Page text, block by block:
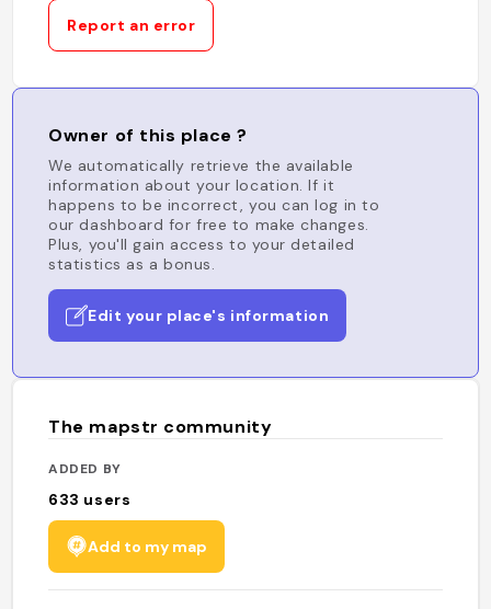
Report an error
Owner of this place ?
We automatically retrieve the available
information about your location. If it
happens to be incorrect, you can log in to
our dashboard for free to make changes.
Plus, you'll gain access to your detailed
statistics as a bonus.
Edit your place's information
The mapstr community
ADDED BY
633 users
Add to my map